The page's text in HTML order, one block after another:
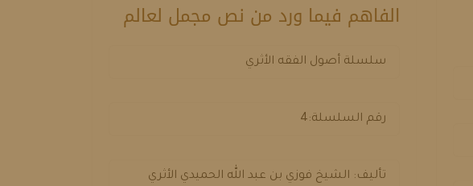
الفاهم فيما ورد من نص مجمل لعالم
سلسلة أصول الفقه الأثري
رقم السلسلة:4
تأليف: الشيخ فوزي بن عبد الله الحميدي الأثري